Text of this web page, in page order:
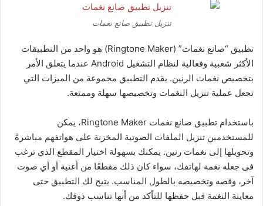
تنزيل تطبيق صانع نغمات
تطبيق “صانع نغمات” (Ringtone Maker) هو واحد من التطبيقات
الأكثر شعبية وفعالية لنظام التشغيل Android عندما يتعلق الأمر
بتخصيص نغمات الرنين. يقدم التطبيق مجموعة من الميزات التي
تجعل عملية تنزيل النغمات وتخصيصها سهلة وممتعة.
باستخدام تطبيق صانع نغمات Ringtone Maker، يمكن
للمستخدمين تنزيل الملفات الصوتية المخزنة على هواتفهم مباشرةً
وتحويلها إلى نغمات رنين. يمكنك بسهولة اختيار المقطع الذي ترغب
فى جعله نغمة لهاتفك، سواء كان ذلك مقطعًا من أغنية أو أي صوت
آخر، وقصه وتخصيصه بالطول المناسب. يتيح لك التطبيق حتى
معاينة النغمة قبل حفظها للتأكد من أنها تناسب ذوقك.